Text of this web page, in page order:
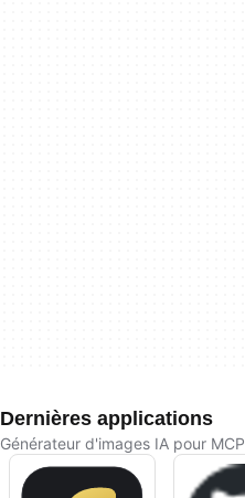
Dernières applications
Générateur d'images IA pour MCP